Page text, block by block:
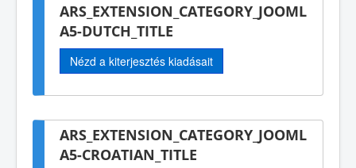
ARS_EXTENSION_CATEGORY_JOOML
A5-DUTCH_TITLE
Nézd a kiterjesztés kiadásait
ARS_EXTENSION_CATEGORY_JOOML
A5-CROATIAN_TITLE